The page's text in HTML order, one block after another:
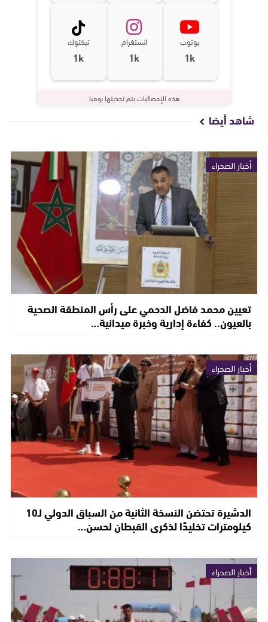
يوتوب
1k
انستغرام
1k
تيكتوك
1k
هذه الإحصائيات يتم تحديثها يوميا
شاهد أيضا
أخبار الصحراء
تعيين محمد فاضل الدحمي على رأس المنطقة الصحية
بالعيون.. كفاءة إدارية وخبرة ميدانية…
أخبار الصحراء
الدشيرة تحتضن النسخة الثانية من السباق الدولي لـ10
كيلومترات تخليدًا لذكرى القبطان لحسن…
أخبار الصحراء